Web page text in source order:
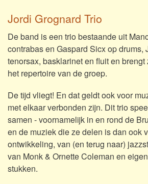
Jordi Grognard Trio
De band is een trio bestaande uit
contrabas en Gaspard Sicx op drums,
tenorsax, basklarinet en fluit en
het repertoire van de groep.
De tijd vliegt! En dat geldt ook voor
met elkaar verbonden zijn. Dit trio
samen - voornamelijk in en rond de
en de muziek die ze delen is dan ook
ontwikkeling, van (en terug naar)
van Monk & Ornette Coleman en
stukken.